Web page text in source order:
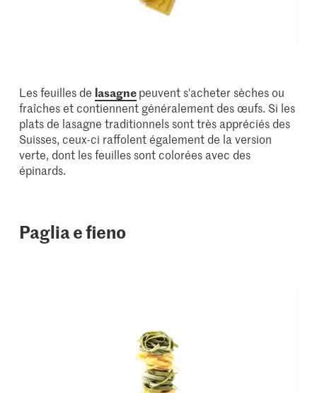
Les feuilles de lasagnepeuvent s'acheter sèches ou
fraîches et contiennent généralement des œufs. Si les
plats de lasagne traditionnels sont très appréciés des
Suisses, ceux-ci raffolent également de la version
verte, dont les feuilles sont colorées avec des
épinards.
Paglia e fieno